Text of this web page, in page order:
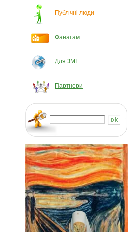
Публічні люди
Фанатам
Для ЗМІ
Партнери